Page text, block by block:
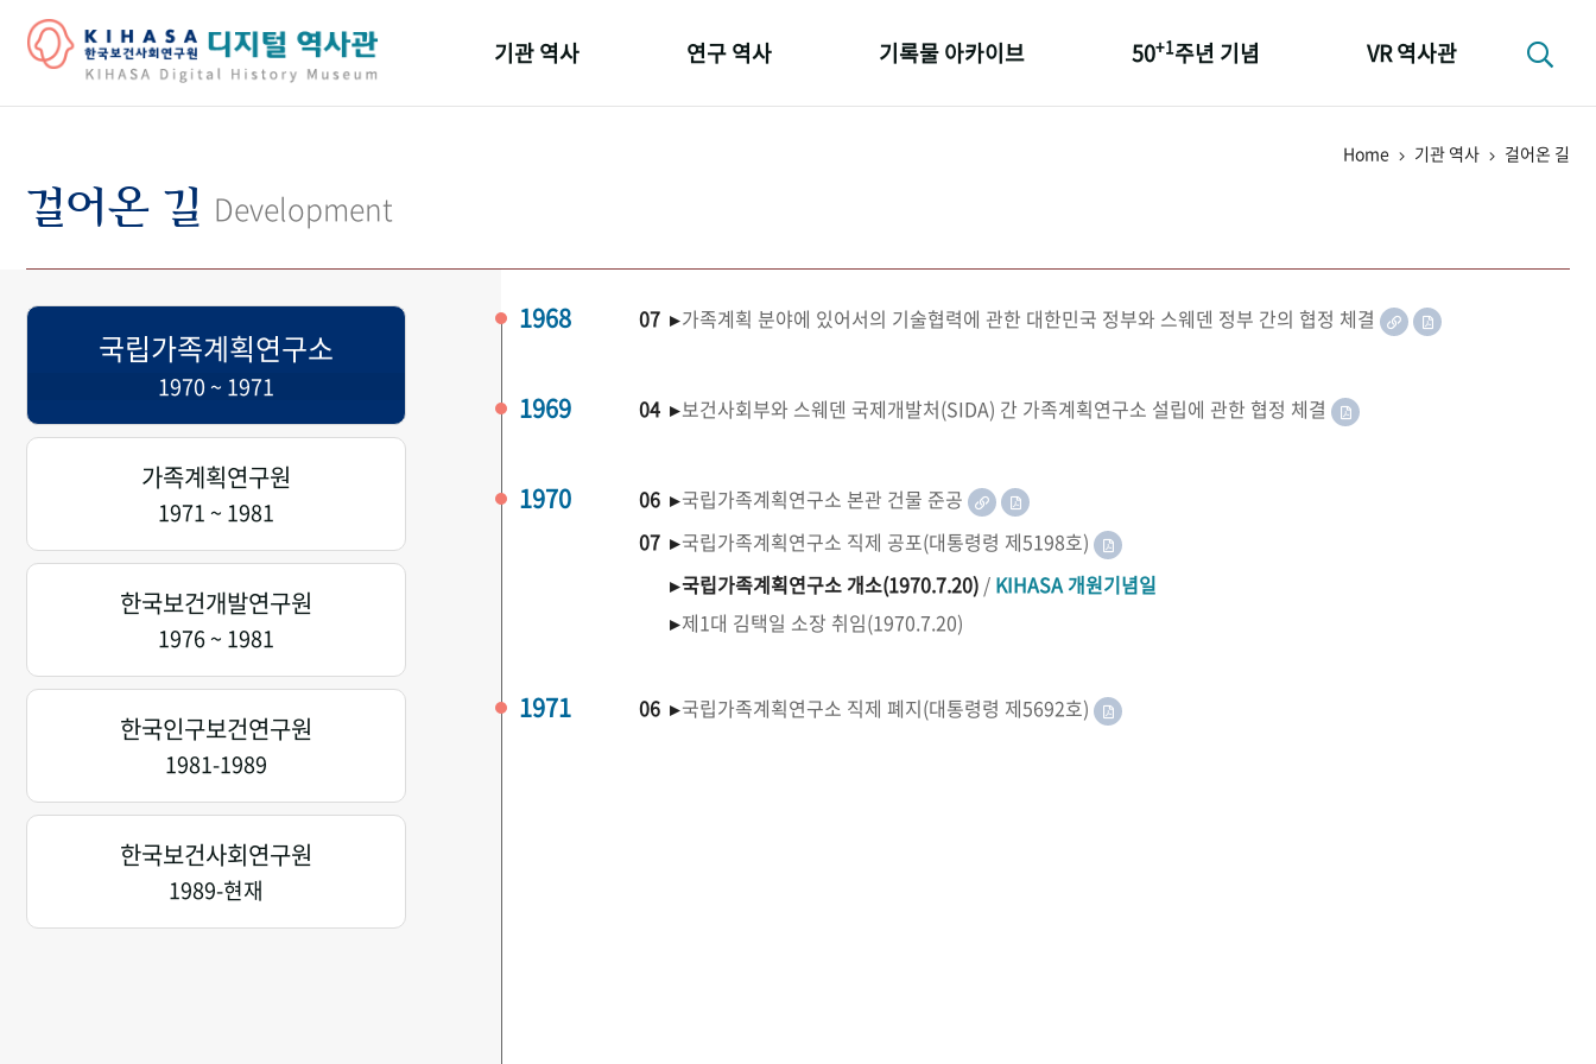
기관 역사 연구 역사 기록물 아카이브 50+1주년 기념 VR 역사관
Home 기관 역사 걸어온 길
걸어온 길 Development
국립가족계획연구소
1970 ~ 1971
가족계획연구원
1971 ~ 1981
한국보건개발연구원
1976 ~ 1981
한국인구보건연구원
1981-1989
한국보건사회연구원
1989-현재
1968 07 ▸가족계획 분야에 있어서의 기술협력에 관한 대한민국 정부와 스웨덴 정부 간의 협정 체결
1969 04 ▸보건사회부와 스웨덴 국제개발처(SIDA) 간 가족계획연구소 설립에 관한 협정 체결
1970 06 ▸국립가족계획연구소 본관 건물 준공
07 ▸국립가족계획연구소 직제 공포(대통령령 제5198호)
▸국립가족계획연구소 개소(1970.7.20) / KIHASA 개원기념일
▸제1대 김택일 소장 취임(1970.7.20)
1971 06 ▸국립가족계획연구소 직제 폐지(대통령령 제5692호)